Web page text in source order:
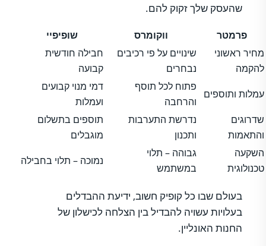
שהעסק שלך זקוק להם.
פרמטר ווקומרס
שופיפיי
מחיר ראשוני
להקמה
שינויים על פי רכיבים
נבחרים
חבילה חודשית
קבועה
עמלות ותוספים
פתוח לכל תוסף
והרחבה
דמי מנוי קבועים
ועמלות
שדרוגים
והתאמות
נדרשת התערבות
ותכנון
תוספים בתשלום
מוגבלים
השקעה
טכנולוגית
גבוהה – תלוי
במשתמש
נמוכה – תלוי בחבילה
בעולם שבו כל קופיק חשוב, ידיעת ההבדלים
בעלויות עשויה להבדיל בין הצלחה לכישלון של
החנות האונליין.